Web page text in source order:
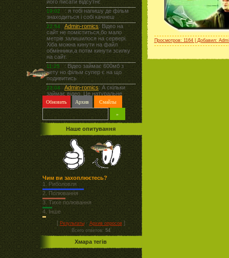
Наше опитування
Чим ви захоплюєтесь?
1.
Риболовля
2. Полювання
3. Тихе полювання
4. Інше
[ Результаты· Архив опросов]
Всего ответов: 54
Хмара тегів
Просмотров: 1164 | Добавил: